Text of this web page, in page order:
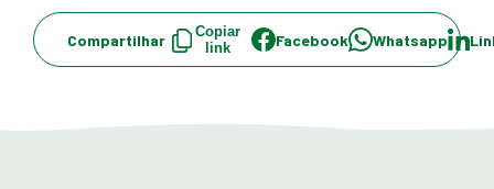
Compartilhar
Copiar
link
Facebook Whatsapp